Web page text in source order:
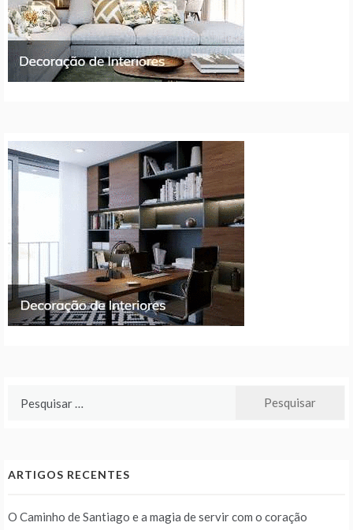
ARTIGOS RECENTES
O Caminho de Santiago e a magia de servir com o coração